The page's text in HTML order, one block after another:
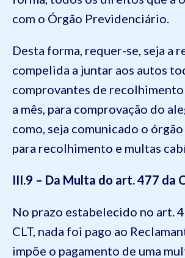
com o Órgão Previdenciário.
Desta forma, requer-se, seja a
compelida a juntar aos autos
comprovantes de recolhimento
a mês, para comprovação do
como, seja comunicado o
para recolhimento e multas
III.9 – Da Multa do art. 477 da
No prazo estabelecido no art.
CLT, nada foi pago ao
impõe o pagamento de uma